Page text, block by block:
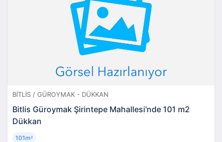
BITLIS / GÜROYMAK - DÜKKAN
Bitlis Güroymak Şirintepe Mahallesi'nde 101 m2
Dükkan
101m²